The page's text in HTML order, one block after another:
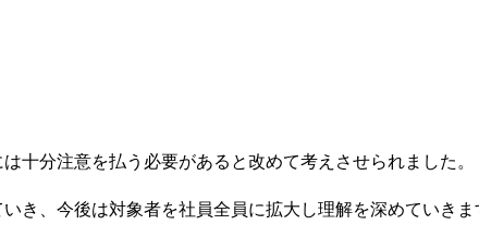
十分注意を払う必要があると改めて考えさせられました。
き、今後は対象者を社員全員に拡大し理解を深めていきま